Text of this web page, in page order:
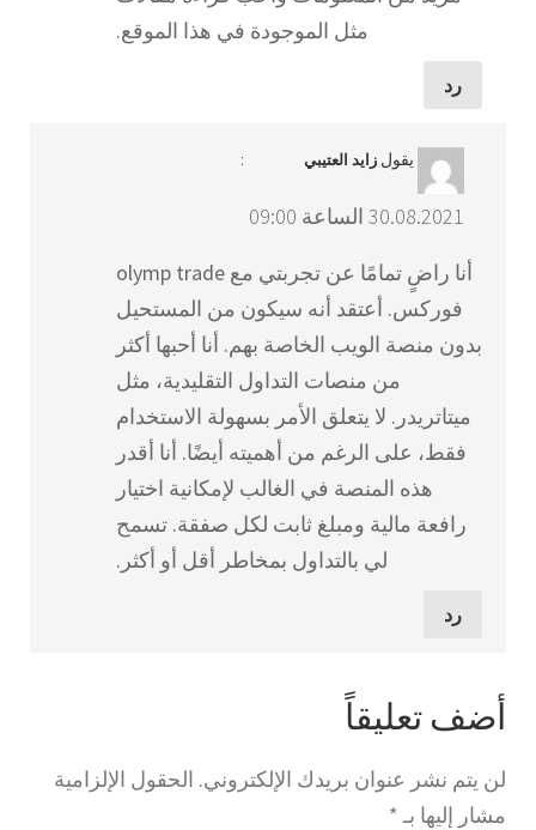
مثل الموجودة في هذا الموقع.
رد
يقول زايد العتيبي :
30.08.2021 الساعة 09:00
أنا راضٍ تمامًا عن تجربتي مع olymp trade
فوركس. أعتقد أنه سيكون من المستحيل
بدون منصة الويب الخاصة بهم. أنا أحبها أكثر
من منصات التداول التقليدية، مثل
ميتاتريدر. لا يتعلق الأمر بسهولة الاستخدام
فقط، على الرغم من أهميته أيضًا. أنا أقدر
هذه المنصة في الغالب لإمكانية اختيار
رافعة مالية ومبلغ ثابت لكل صفقة. تسمح
لي بالتداول بمخاطر أقل أو أكثر.
رد
أضف تعليقاً
لن يتم نشر عنوان بريدك الإلكتروني. الحقول الإلزامية
مشار إليها بـ *